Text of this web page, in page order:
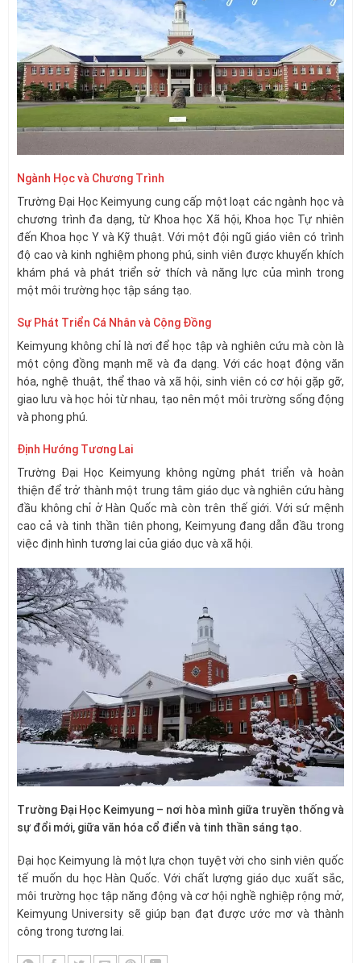
Ngành Học và Chương Trình
Trường Đại Học Keimyung cung cấp một loạt các ngành học và
chương trình đa dạng, từ Khoa học Xã hội, Khoa học Tự nhiên
đến Khoa học Y và Kỹ thuật. Với một đội ngũ giáo viên có trình
độ cao và kinh nghiệm phong phú, sinh viên được khuyến khích
khám phá và phát triển sở thích và năng lực của mình trong
một môi trường học tập sáng tạo.
Sự Phát Triển Cá Nhân và Cộng Đồng
Keimyung không chỉ là nơi để học tập và nghiên cứu mà còn là
một cộng đồng mạnh mẽ và đa dạng. Với các hoạt động văn
hóa, nghệ thuật, thể thao và xã hội, sinh viên có cơ hội gặp gỡ,
giao lưu và học hỏi từ nhau, tạo nên một môi trường sống động
và phong phú.
Định Hướng Tương Lai
Trường Đại Học Keimyung không ngừng phát triển và hoàn
thiện để trở thành một trung tâm giáo dục và nghiên cứu hàng
đầu không chỉ ở Hàn Quốc mà còn trên thế giới. Với sứ mệnh
cao cả và tinh thần tiên phong, Keimyung đang dẫn đầu trong
việc định hình tương lai của giáo dục và xã hội.
Trường Đại Học Keimyung – nơi hòa mình giữa truyền thống và
sự đổi mới, giữa văn hóa cổ điển và tinh thần sáng tạo.
Đại học Keimyung là một lựa chọn tuyệt vời cho sinh viên quốc
tế muốn du học Hàn Quốc. Với chất lượng giáo dục xuất sắc,
môi trường học tập năng động và cơ hội nghề nghiệp rộng mở,
Keimyung University sẽ giúp bạn đạt được ước mơ và thành
công trong tương lai.